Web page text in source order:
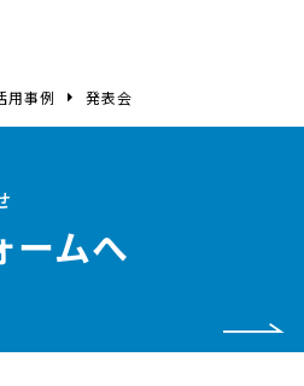
用事例 発表会
ームへ